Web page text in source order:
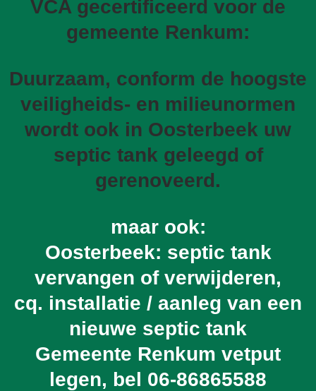
VCA gecertificeerd voor de
gemeente Renkum:
Duurzaam, conform de hoogste
veiligheids- en milieunormen
wordt ook in Oosterbeek uw
septic tank geleegd of
gerenoveerd.
maar ook:
Oosterbeek: septic tank
vervangen of verwijderen,
cq. installatie / aanleg van een
nieuwe septic tank
Gemeente Renkum vetput
legen, bel 06-86865588